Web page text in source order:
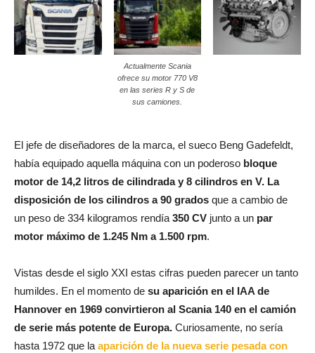
Actualmente Scania
ofrece su motor 770 V8
en las series R y S de
sus camiones.
El jefe de diseñadores de la marca, el sueco Beng Gadefeldt,
había equipado aquella máquina con un poderoso bloque
motor de 14,2 litros de cilindrada y 8 cilindros en V. La
disposición de los cilindros a 90 grados que a cambio de
un peso de 334 kilogramos rendía 350 CV junto a un par
motor máximo de 1.245 Nm a 1.500 rpm.
Vistas desde el siglo XXI estas cifras pueden parecer un tanto
humildes. En el momento de su aparición en el IAA de
Hannover en 1969 convirtieron al Scania 140 en el camión
de serie más potente de Europa. Curiosamente, no sería
hasta 1972 que la aparición de la nueva serie pesada con